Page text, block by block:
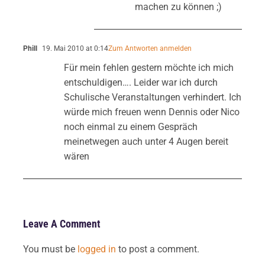
machen zu können ;)
Phill 19. Mai 2010 at 0:14Zum Antworten anmelden
Für mein fehlen gestern möchte ich mich
entschuldigen…. Leider war ich durch
Schulische Veranstaltungen verhindert. Ich
würde mich freuen wenn Dennis oder Nico
noch einmal zu einem Gespräch
meinetwegen auch unter 4 Augen bereit
wären
Leave A Comment
You must be logged in to post a comment.